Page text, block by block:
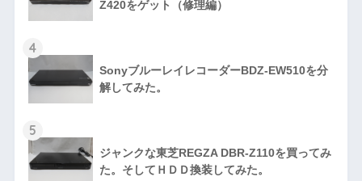
Z420をゲット（修理編）
4
SonyブルーレイレコーダーBDZ-EW510を分
解してみた。
5
ジャンクな東芝REGZA DBR-Z110を買ってみ
た。そしてＨＤＤ換装してみた。